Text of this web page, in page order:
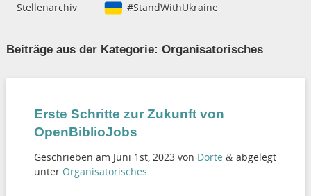
Stellenarchiv #StandWithUkraine
Beiträge aus der Kategorie: Organisatorisches
Erste Schritte zur Zukunft von
OpenBiblioJobs
Geschrieben am Juni 1st, 2023von Dörte &abgelegt
unter Organisatorisches.